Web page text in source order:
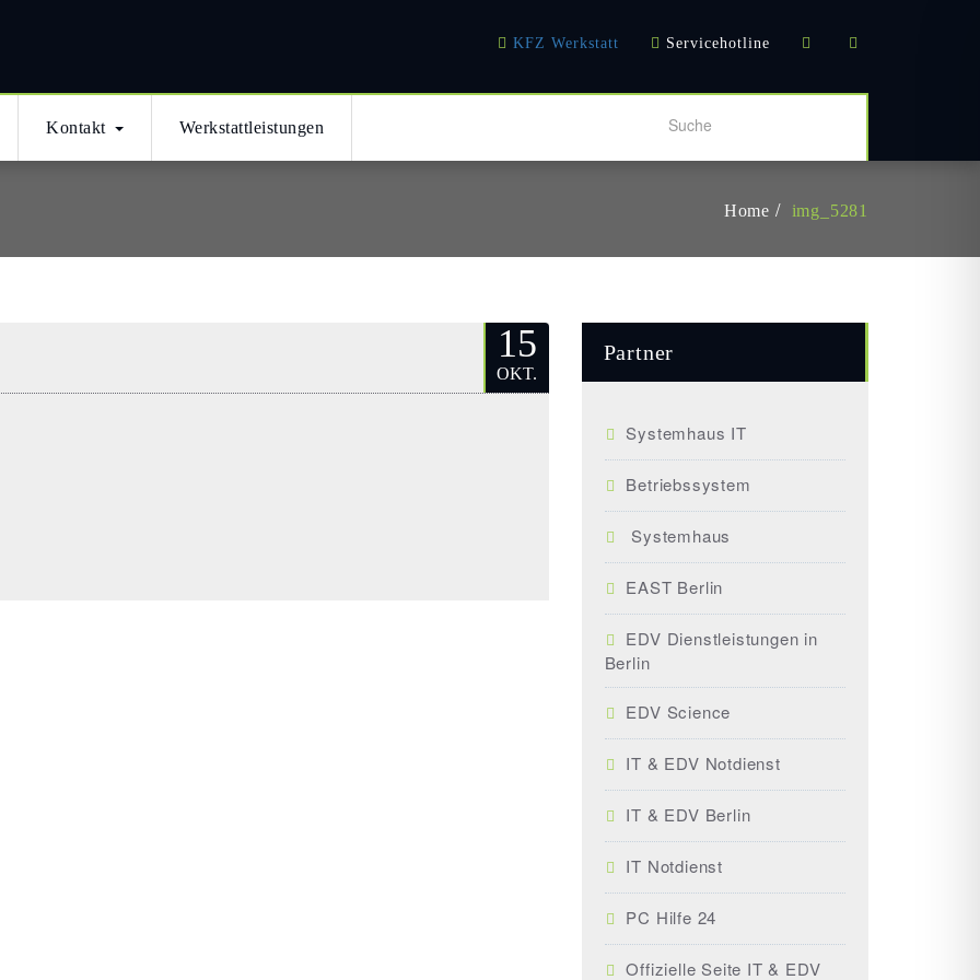
KFZ Werkstatt Servicehotline
Kontakt Werkstattleistungen
Home img_5281
15
OKT.
Partner
Systemhaus IT
Betriebssystem
Systemhaus
EAST Berlin
EDV Dienstleistungen in
Berlin
EDV Science
IT & EDV Notdienst
IT & EDV Berlin
IT Notdienst
PC Hilfe 24
Offizielle Seite IT & EDV